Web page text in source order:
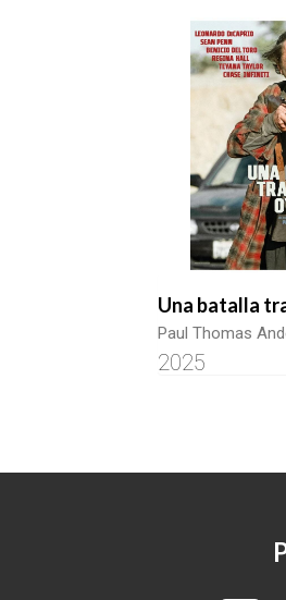
Una batalla
Paul Thomas
2025